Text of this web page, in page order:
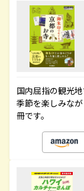
国内屈指の観光
季節を楽しみな
冊です。